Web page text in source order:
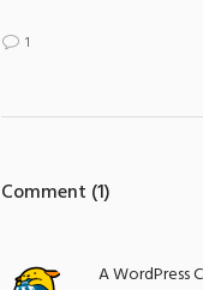
1
Comment (1)
A WordPress